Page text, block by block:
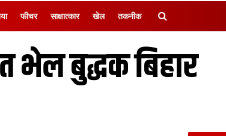
फीचर साक्षात्‍कार खेल तकनीक
भेल बुद्धक बिहार